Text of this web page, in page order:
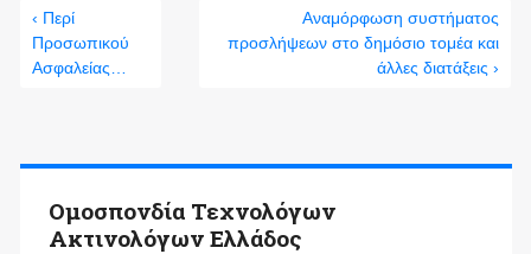
‹ Περί
Προσωπικού
Ασφαλείας…
Αναμόρφωση συστήματος
προσλήψεων στο δημόσιο τομέα και
άλλες διατάξεις ›
Ομοσπονδία Τεχνολόγων
Ακτινολόγων Ελλάδος